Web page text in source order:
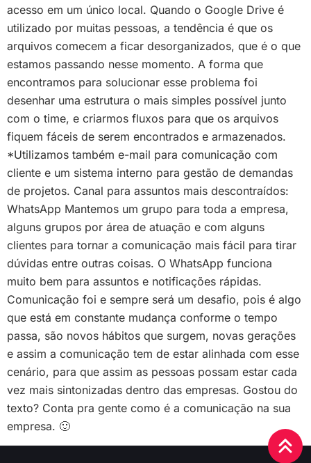
acesso em um único local. Quando o Google Drive é
utilizado por muitas pessoas, a tendência é que os
arquivos comecem a ficar desorganizados, que é o que
estamos passando nesse momento. A forma que
encontramos para solucionar esse problema foi
desenhar uma estrutura o mais simples possível junto
com o time, e criarmos fluxos para que os arquivos
fiquem fáceis de serem encontrados e armazenados.
*Utilizamos também e-mail para comunicação com
cliente e um sistema interno para gestão de demandas
de projetos. Canal para assuntos mais descontraídos:
WhatsApp Mantemos um grupo para toda a empresa,
alguns grupos por área de atuação e com alguns
clientes para tornar a comunicação mais fácil para tirar
dúvidas entre outras coisas. O WhatsApp funciona
muito bem para assuntos e notificações rápidas.
Comunicação foi e sempre será um desafio, pois é algo
que está em constante mudança conforme o tempo
passa, são novos hábitos que surgem, novas gerações
e assim a comunicação tem de estar alinhada com esse
cenário, para que assim as pessoas possam estar cada
vez mais sintonizadas dentro das empresas. Gostou do
texto? Conta pra gente como é a comunicação na sua
empresa. 🙂